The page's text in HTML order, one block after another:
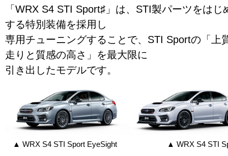
「WRX S4 STI Sport♯」は、STI製パーツをはじ
する特別装備を採用し
専用チューニングすることで、STI Sportの「上
走りと質感の高さ」を最大限に
引き出したモデルです。
▲ WRX S4 STI Sport EyeSight ▲ WRX S4